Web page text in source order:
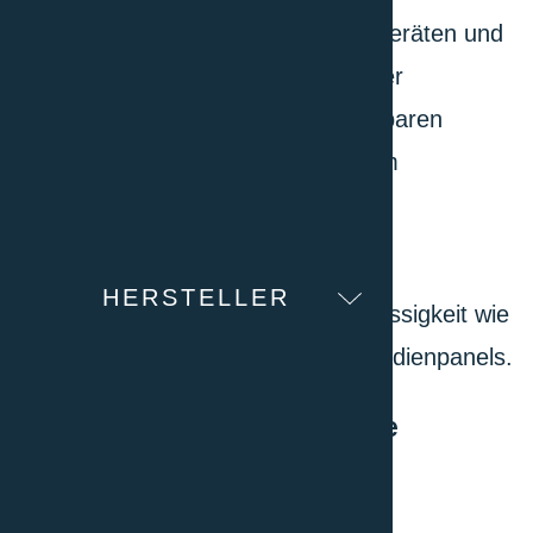
HERSTELLER
Von Temperiersystemen zu Tiefkühlgeräten und
Kryotanks für das Labor, ein gekühlter
Klimaschrank bis zu grossen, begehbaren
Klimakammern oder starke Chiller um
hervorragenden Qualität und Zuverlässigkeit wie
auch mit modernen und logischen Bedienpanels.
Das Sortiment für die Industrie